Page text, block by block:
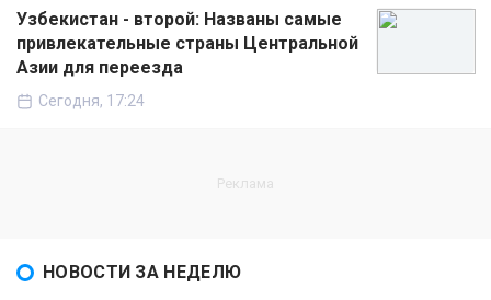
Узбекистан - второй: Названы самые
привлекательные страны Центральной
Азии для переезда
Сегодня, 17:24
НОВОСТИ ЗА НЕДЕЛЮ